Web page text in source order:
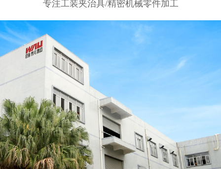
专注工装夹治具/精密机械零件加工